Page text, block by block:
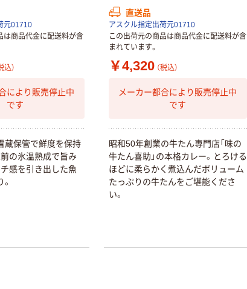
元01710
は商品代金に配送料が含
込）
により販売停止中
です
蔵保管で鮮度を保持
前の氷温熟成で旨み
チ感を引 き出 した魚
。
直送品
アスクル指定出荷元01710
この出荷元の商品は商品代金に配送料が含
まれています。
￥4,320 （税込）
メーカー都合により販売停止中
です
昭和50年創 業の牛たん専門店「 味の
牛たん喜助 」 の本格カ レー。 とろける
ほどに柔らかく 煮込んだボリ ュ ー ム
たっぷり の牛たんをご堪能く ださ
い。